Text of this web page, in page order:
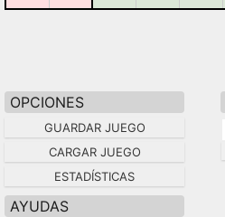
OPCIONES
GUARDAR JUEGO
CARGAR JUEGO
ESTADÍSTICAS
AYUDAS